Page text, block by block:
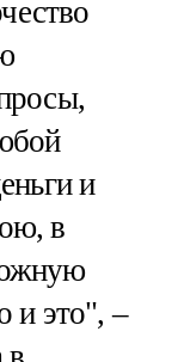
и
в
и это", –